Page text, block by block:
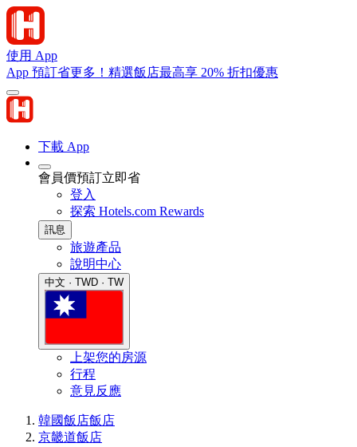
使用 App
App 預訂省更多！精選飯店最高享 20% 折扣優惠
下載 App
會員價預訂立即省
登入
探索 Hotels.com Rewards
訊息
旅遊產品
說明中心
中文 · TWD · TW
上架您的房源
行程
意見反應
韓國飯店飯店
京畿道飯店